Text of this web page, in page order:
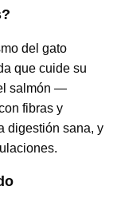
del gato
que cuide su
salmón —
fibras y
digestión sana, y